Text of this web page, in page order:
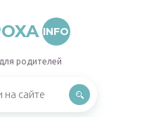
INFO
родителей